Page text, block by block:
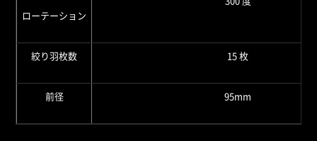
ローテーション
絞り羽枚数 15 枚
前径 95mm